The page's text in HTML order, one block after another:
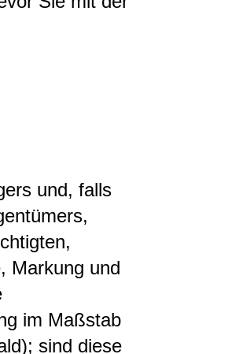
und, falls
Markung und
im Maßstab
sind diese